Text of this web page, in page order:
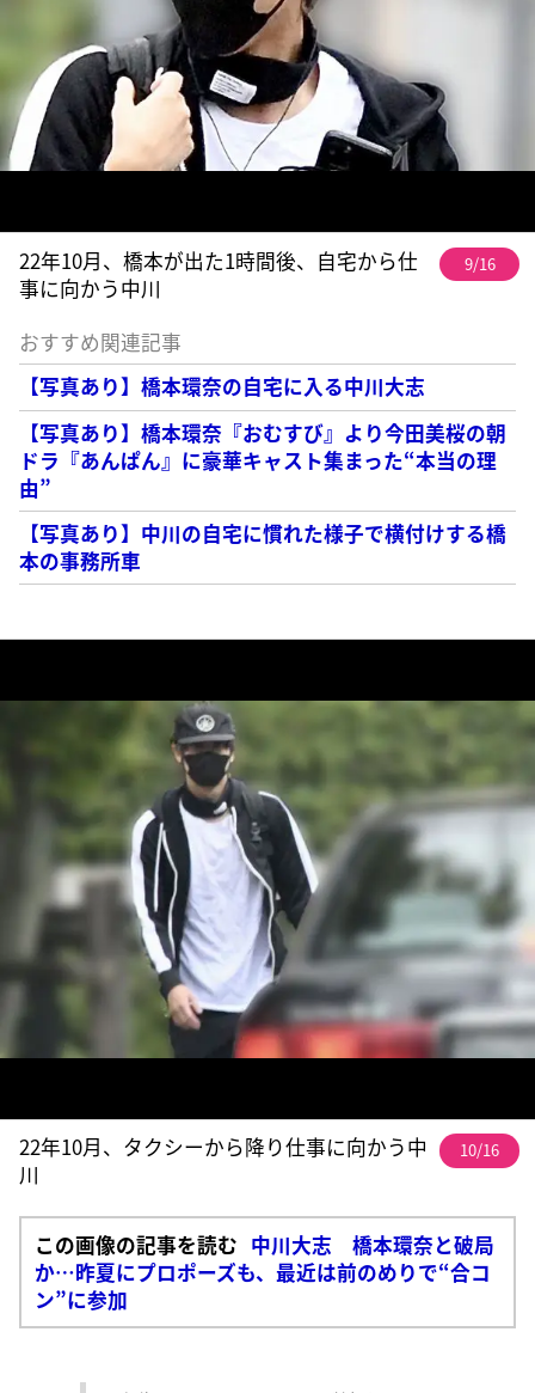
22年10月、橋本が出た1時間後、自宅から仕
事に向かう中川
9/16
おすすめ関連記事
【写真あり】橋本環奈の自宅に入る中川大志
【写真あり】橋本環奈『おむすび』より今田美桜の朝
ドラ『あんぱん』に豪華キャスト集まった“本当の理
由”
【写真あり】中川の自宅に慣れた様子で横付けする橋
本の事務所車
22年10月、タクシーから降り仕事に向かう中
川
10/16
この画像の記事を読む 中川大志 橋本環奈と破局
か…昨夏にプロポーズも、最近は前のめりで“合コ
ン”に参加